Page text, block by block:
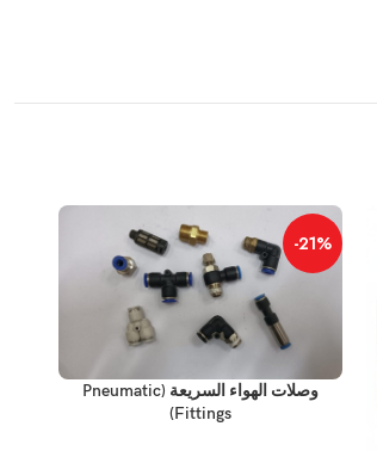
-21%
إضافة إلى السلة
وصلات الهواء السريعة (Pneumatic
Fittings)